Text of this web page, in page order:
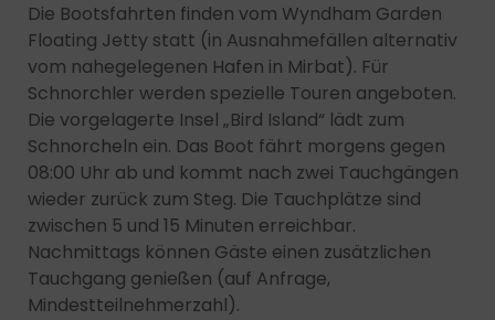
Die Bootsfahrten finden vom Wyndham Garden
Floating Jetty statt (in Ausnahmefällen alternativ
vom nahegelegenen Hafen in Mirbat). Für
Schnorchler werden spezielle Touren angeboten.
Die vorgelagerte Insel „Bird Island“ lädt zum
Schnorcheln ein. Das Boot fährt morgens gegen
08:00 Uhr ab und kommt nach zwei Tauchgängen
wieder zurück zum Steg. Die Tauchplätze sind
zwischen 5 und 15 Minuten erreichbar.
Nachmittags können Gäste einen zusätzlichen
Tauchgang genießen (auf Anfrage,
Mindestteilnehmerzahl).